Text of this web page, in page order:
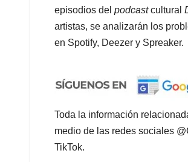
episodios del podcastcultural
artistas, se analizarán los
en Spotify, Deezer y Spreaker.
Toda la información
medio de las redes sociales
TikTok.